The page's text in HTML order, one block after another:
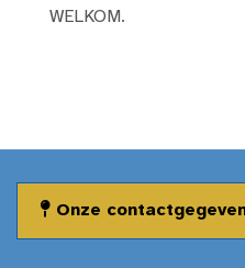
WELKOM.
Onze